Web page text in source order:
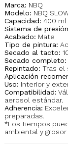
Marca: NBQ
Modelo: NBQ
Capacidad: 400 ml
Sistema de
Acabado: Mate
Tipo de pintura:
Secado al tacto:
Secado completo:
Repintado: Tras el
Aplicación
Uso: Interior y
Compatibilidad:
aerosol estándar.
Adherencia:
preparadas.
*Los tiempos
ambiental y